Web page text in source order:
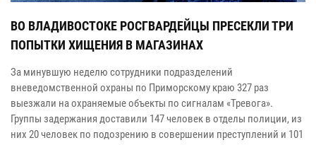
ВО ВЛАДИВОСТОКЕ РОСГВАРДЕЙЦЫ ПРЕСЕКЛИ ТРИ
ПОПЫТКИ ХИЩЕНИЯ В МАГАЗИНАХ
За минувшую неделю сотрудники подразделений
вневедомственной охраны по Приморскому краю 327 раз
выезжали на охраняемые объекты по сигналам «Тревога».
Группы задержания доставили 147 человек в отделы полиции, из
них 20 человек по подозрению в совершении преступлений и 101